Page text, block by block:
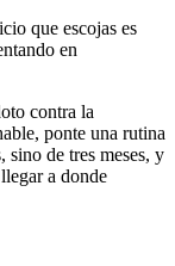
que escojas es
en
contra la
ponte una rutina
sino de tres meses, y
a donde